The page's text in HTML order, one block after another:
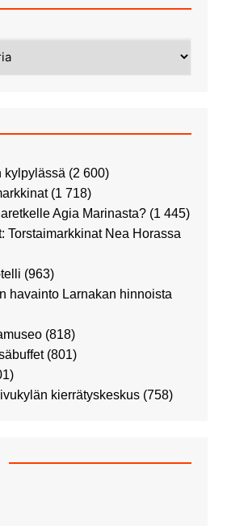
kylpylässä (2 600)
(1 718)
Agia Marinasta? (1 445)
Torstaimarkkinat Nea Horassa
(963)
havainto Larnakan hinnoista
(818)
(801)
kierrätyskeskus (758)